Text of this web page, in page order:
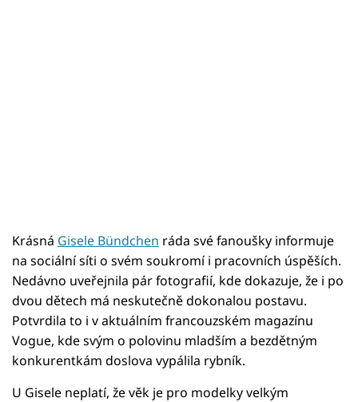
Krásná Gisele Bündchen ráda své fanoušky informuje
na sociální síti o svém soukromí i pracovních úspěších.
Nedávno uveřejnila pár fotografií, kde dokazuje, že i po
dvou dětech má neskutečně dokonalou postavu.
Potvrdila to i v aktuálním francouzském magazínu
Vogue, kde svým o polovinu mladším a bezdětným
konkurentkám doslova vypálila rybník.
U Gisele neplatí, že věk je pro modelky velkým